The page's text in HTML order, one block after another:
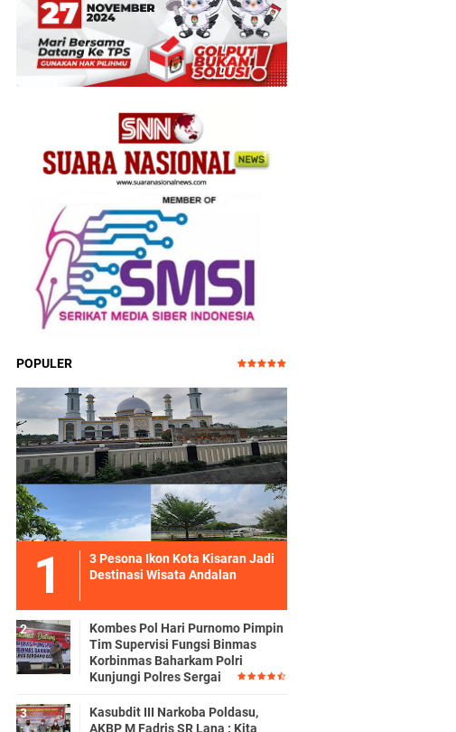
POPULER
3 Pesona Ikon Kota Kisaran Jadi
Destinasi Wisata Andalan
Kombes Pol Hari Purnomo Pimpin
Tim Supervisi Fungsi Binmas
Korbinmas Baharkam Polri
Kunjungi Polres Sergai
Kasubdit III Narkoba Poldasu,
AKBP M Fadris SR Lana : Kita